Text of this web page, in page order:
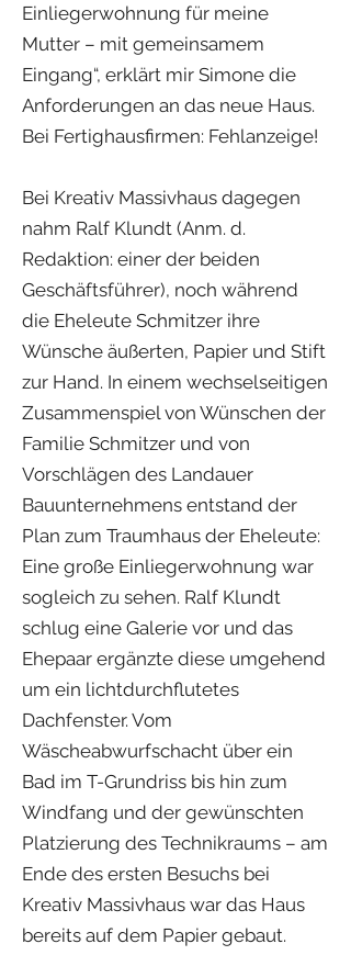
Einliegerwohnung für meine
Mutter – mit gemeinsamem
Eingang“, erklärt mir Simone die
Anforderungen an das neue Haus.
Bei Fertighausfirmen: Fehlanzeige!
Bei Kreativ Massivhaus dagegen
nahm Ralf Klundt (Anm. d.
Redaktion: einer der beiden
Geschäftsführer), noch während
die Eheleute Schmitzer ihre
Wünsche äußerten, Papier und Stift
zur Hand. In einem wechselseitigen
Zusammenspiel von Wünschen der
Familie Schmitzer und von
Vorschlägen des Landauer
Bauunternehmens entstand der
Plan zum Traumhaus der Eheleute:
Eine große Einliegerwohnung war
sogleich zu sehen. Ralf Klundt
schlug eine Galerie vor und das
Ehepaar ergänzte diese umgehend
um ein lichtdurchflutetes
Dachfenster. Vom
Wäscheabwurfschacht über ein
Bad im T-Grundriss bis hin zum
Windfang und der gewünschten
Platzierung des Technikraums – am
Ende des ersten Besuchs bei
Kreativ Massivhaus war das Haus
bereits auf dem Papier gebaut.